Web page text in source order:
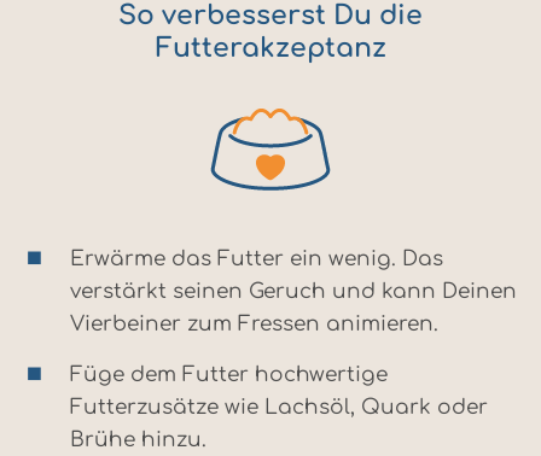
So verbesserst Du die
Futterakzeptanz
Erwärme das Futter ein wenig. Das
verstärkt seinen Geruch und kann Deinen
Vierbeiner zum Fressen animieren.
Füge dem Futter hochwertige
Futterzusätze wie Lachsöl, Quark oder
Brühe hinzu.